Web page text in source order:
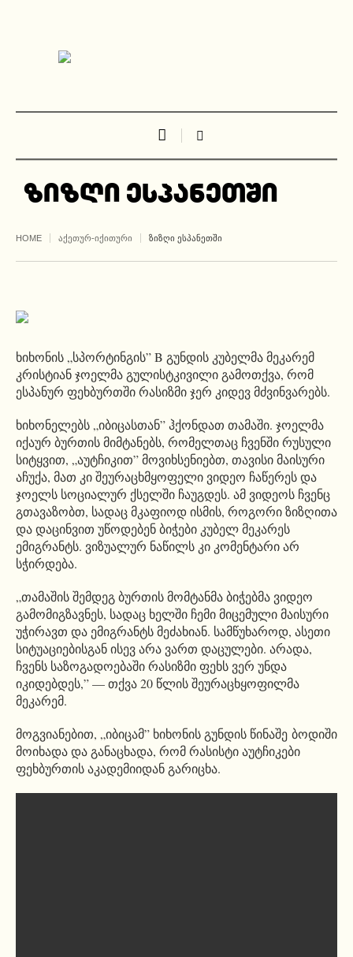
ზიზღი ესპანეთში
HOME ᲐᲥᲔᲗᲣᲠ-ᲘᲥᲘᲗᲣᲠᲘ ᲖᲘᲖᲦᲘ ᲔᲡᲞᲐᲜᲔᲗᲨᲘ
ხიხონის „სპორტინგის” B გუნდის კუბელმა მეკარემ
კრისტიან ჯოელმა გულისტკივილი გამოთქვა, რომ
ესპანურ ფეხბურთში რასიზმი ჯერ კიდევ მძვინვარებს.
ხიხონელებს „იბიცასთან” ჰქონდათ თამაში. ჯოელმა
იქაურ ბურთის მიმტანებს, რომელთაც ჩვენში რუსული
სიტყვით, „აუტჩიკით” მოვიხსენიებთ, თავისი მაისური
აჩუქა, მათ კი შეურაცხმყოფელი ვიდეო ჩაწერეს და
ჯოელს სოციალურ ქსელში ჩაუგდეს. ამ ვიდეოს ჩვენც
გთავაზობთ, სადაც მკაფიოდ ისმის, როგორი ზიზღითა
და დაცინვით უწოდებენ ბიჭები კუბელ მეკარეს
ემიგრანტს. ვიზუალურ ნაწილს კი კომენტარი არ
სჭირდება.
„თამაშის შემდეგ ბურთის მომტანმა ბიჭებმა ვიდეო
გამომიგზავნეს, სადაც ხელში ჩემი მიცემული მაისური
უჭირავთ და ემიგრანტს მეძახიან. სამწუხაროდ, ასეთი
სიტუაციებისგან ისევ არა ვართ დაცულები. არადა,
ჩვენს საზოგადოებაში რასიზმი ფეხს ვერ უნდა
იკიდებდეს,” — თქვა 20 წლის შეურაცხყოფილმა
მეკარემ.
მოგვიანებით, „იბიცამ” ხიხონის გუნდის წინაშე ბოდიში
მოიხადა და განაცხადა, რომ რასისტი აუტჩიკები
ფეხბურთის აკადემიიდან გარიცხა.